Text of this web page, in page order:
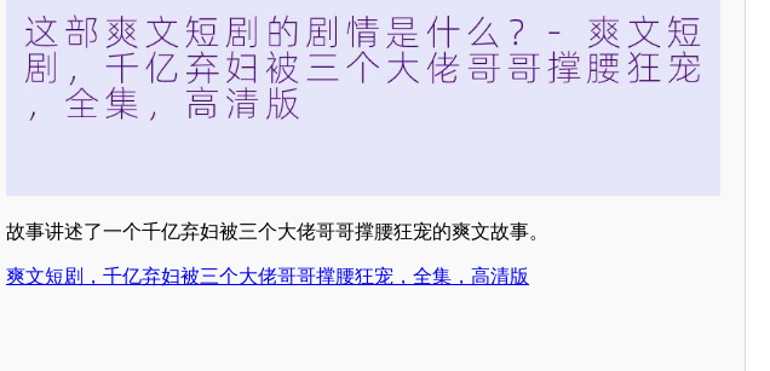
故事讲述了一个千亿弃妇被三个大佬哥哥撑腰狂宠的爽文故事。
爽文短剧，千亿弃妇被三个大佬哥哥撑腰狂宠，全集，高清版